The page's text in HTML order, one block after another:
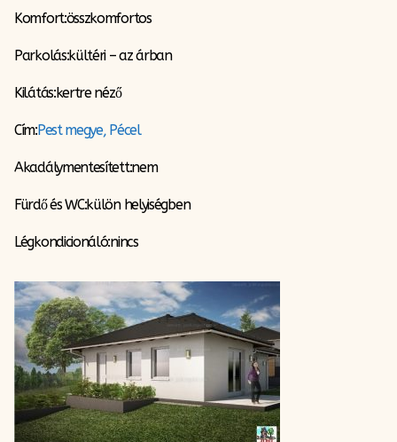
Komfort:összkomfortos
Parkolás:kültéri – az árban
Kilátás:kertre néző
Cím:Pest megye, Pécel
Akadálymentesített:nem
Fürdő és WC:külön helyiségben
Légkondicionáló:nincs